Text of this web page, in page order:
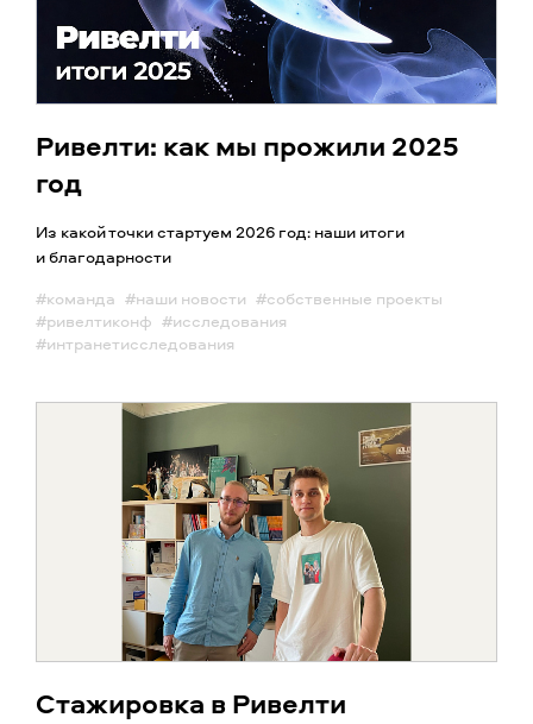
Ривелти: как мы прожили 2025
год
Из какой точки стартуем 2026 год: наши итоги
и благодарности
#команда #наши новости #собственные проекты
#ривелтиконф #исследования
#интранетисследования
Стажировка в Ривелти